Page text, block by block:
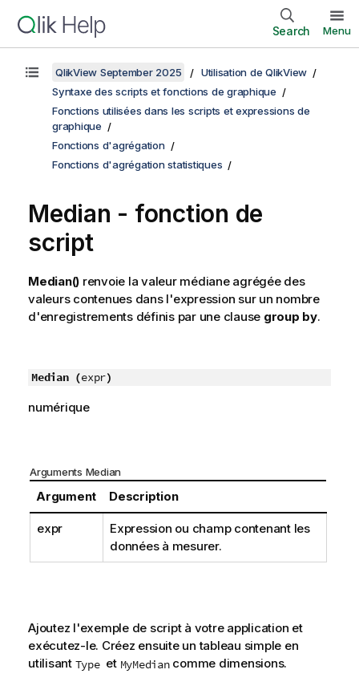
Search Menu
QlikView September 2025
Utilisation de QlikView
Syntaxe des scripts et fonctions de graphique
Fonctions utilisées dans les scripts et expressions de
graphique
Fonctions d'agrégation
Fonctions d'agrégation statistiques
Median - fonction de
script
Median() renvoie la valeur médiane agrégée des
valeurs contenues dans l'expression sur un nombre
d'enregistrements définis par une clause group by.
Median (expr)
numérique
Arguments Median
Argument Description
expr
Expression ou champ contenant les
données à mesurer.
Ajoutez l'exemple de script à votre application et
exécutez-le. Créez ensuite un tableau simple en
utilisant Type et MyMediancomme dimensions.